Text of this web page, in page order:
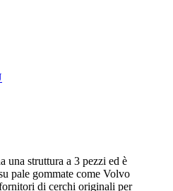
una struttura a 3 pezzi ed è
pale gommate come Volvo
di cerchi originali per